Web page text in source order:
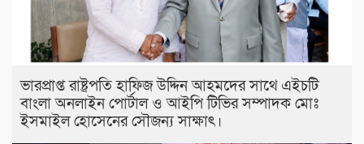
ভারপ্রাপ্ত রাষ্ট্রপতি হাফিজ উদ্দিন আহমদের সাথে এইচটি
বাংলা অনলাইন পোর্টাল ও আইপি টিভির সম্পাদক মোঃ
ইসমাইল হোসেনের সৌজন্য সাক্ষাৎ।